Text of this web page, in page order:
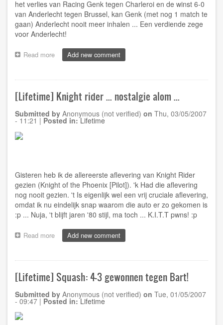
het verlies van Racing Genk tegen Charleroi en de winst 6-0
van Anderlecht tegen Brussel, kan Genk (met nog 1 match te
gaan) Anderlecht nooit meer inhalen ... Een verdiende zege
voor Anderlecht!
Read more about
[Sport]
Anderlecht
kampioen!
Add new comment
[Lifetime] Knight rider ... nostalgie alom ...
Submitted by Anonymous (not verified) on Thu, 03/05/2007
- 11:21 | Posted in:Lifetime
Gisteren heb ik de allereerste aflevering van Knight Rider
gezien (Knight of the Phoenix [Pilot]). 'k Had die aflevering
nog nooit gezien. 't Is eigenlijk wel een vrij cruciale aflevering,
omdat ik nu eindelijk snap waarom die auto er zo gekomen is
:p ... Nuja, 't blijft jaren '80 stijl, ma toch ... K.I.T.T pwns! :p
Read more about
[Lifetime]
rider
...
nostalgie
...
Add new comment
[Lifetime] Squash: 4-3 gewonnen tegen Bart!
Submitted by Anonymous (not verified) on Tue, 01/05/2007
- 09:47 | Posted in:Lifetime